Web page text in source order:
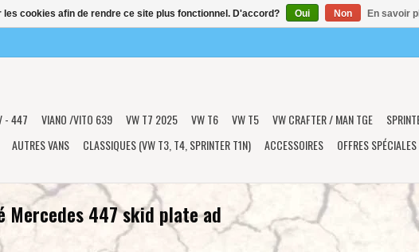
- 447 VIANO /VITO 639 VW T7 2025 VW T6 VW T5 VW CRAFTER / MAN TGE
AUTRES VANS CLASSIQUES (VW T3, T4, SPRINTER T1N) ACCESSOIRES OFFRES SPÉCIALES
Mercedes 447 skid plate ad
les cookies afin de rendre ce site plus fonctionnel. D'accord? Oui Non En savoir